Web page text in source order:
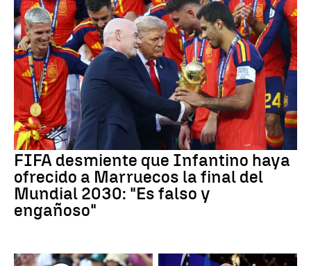
FIFA desmiente que Infantino haya
ofrecido a Marruecos la final del
Mundial 2030: "Es falso y
engañoso"